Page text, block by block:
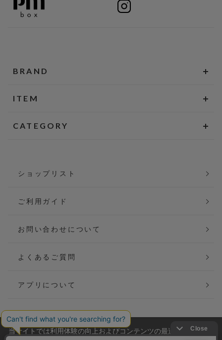
BRAND
ITEM
CATEGORY
ショップリスト
ご利用ガイド
お問い合わせについて
よくあるご質問
アプリについて
当サイトでは利用体験の向上およびコンテンツの最適な提供、ト